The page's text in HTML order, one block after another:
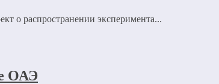
о распространении эксперимента...
ОАЭ